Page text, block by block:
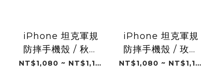
iPhone 坦克軍規
防摔手機殼 / 秋楓
(2025 New
NT$1,080 ~ NT$1,180
iPhone 坦克軍規
防摔手機殼 / 玫瑰
(花卉系列)
NT$1,080 ~ NT$1,180